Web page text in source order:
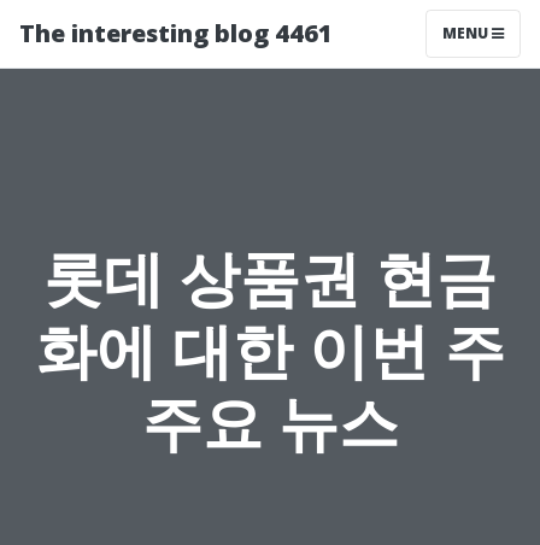
The interesting blog 4461 MENU
롯데 상품권 현금
화에 대한 이번 주
주요 뉴스